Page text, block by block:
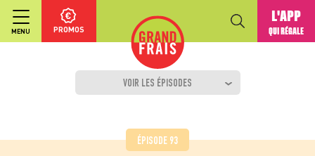
MENU PROMOS
L'APP
QUI RÉGALE
VOIR LES ÉPISODES
ÉPISODE 93